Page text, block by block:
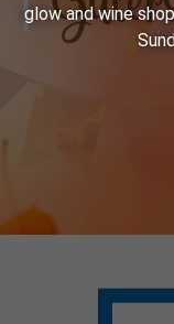
glow and wine